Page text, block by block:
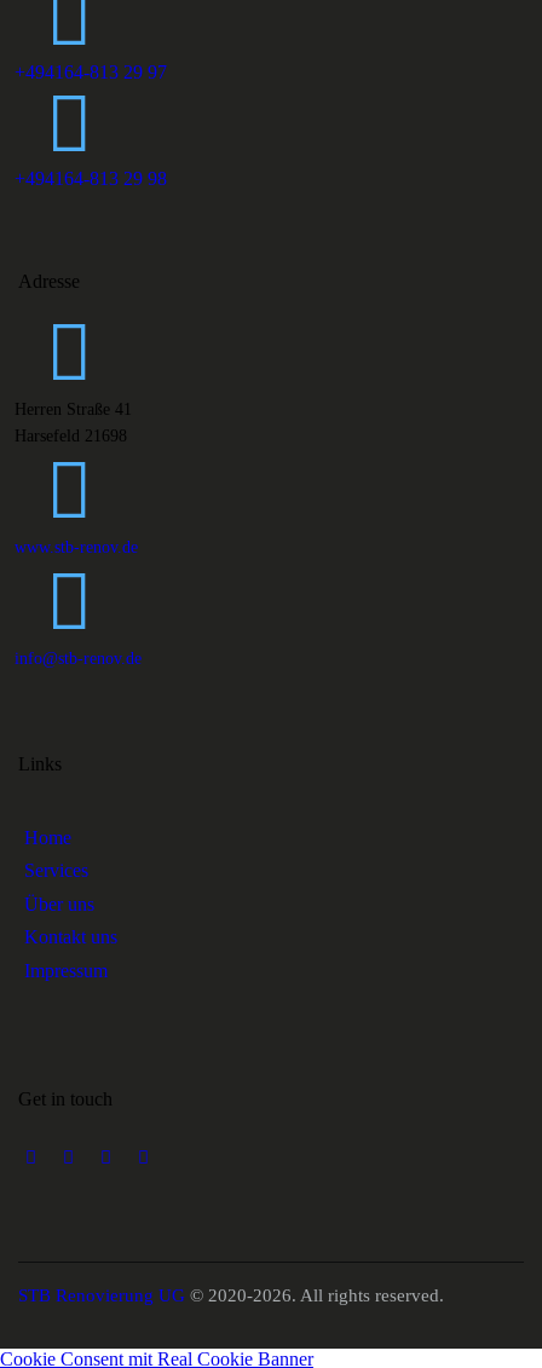
+494164-813 29 97
+494164-813 29 98
Adresse
Herren Straße 41
Harsefeld 21698
www.stb-renov.de
info@stb-renov.de
Links
Home
Services
Über uns
Kontakt uns
Impressum
Get in touch
STB Renovierung UG © 2020-2026. All rights reserved.
Cookie Consent mit Real Cookie Banner